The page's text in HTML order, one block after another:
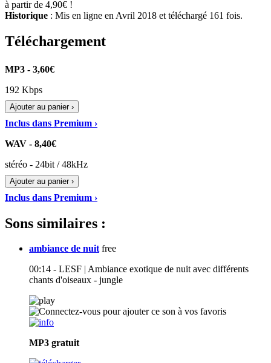
à partir de 4,90€ !
Historique : Mis en ligne en Avril 2018 et téléchargé 161 fois.
Téléchargement
MP3 - 3,60€
192 Kbps
Ajouter au panier ›
Inclus dans Premium ›
WAV - 8,40€
stéréo - 24bit / 48kHz
Ajouter au panier ›
Inclus dans Premium ›
Sons similaires :
ambiance de nuit free
00:14 - LESF | Ambiance exotique de nuit avec différents
chants d'oiseaux - jungle
MP3 gratuit